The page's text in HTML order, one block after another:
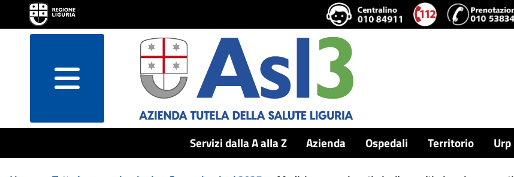
menu
Servizi dalla A alla Z Azienda Ospedali Territorio Urp